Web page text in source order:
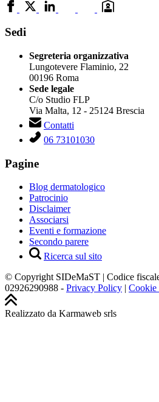
Sedi
Segreteria organizzativa
Lungotevere Flaminio, 22
00196 Roma
Sede legale
C/o Studio FLP
Via Malta, 12 - 25124 Brescia
Contatti
06 73101030
Pagine
Blog dermatologico
Patrocinio
Disclaimer
Associarsi
Eventi e formazione
Secondo parere
Ricerca sul sito
© Copyright SIDeMaST | Codice
02926290988 - Privacy Policy | Cookie
Realizzato da Karmaweb srls